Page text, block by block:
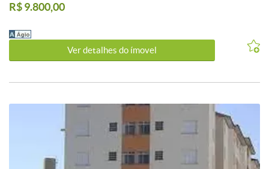
OPORTUNIDADE!!! LIGUE AGORA TR:( 31 ) 3495-5224 Celular:
n: 2055 BH-MG
R$ 9.800,00
Ver detalhes do ímovel